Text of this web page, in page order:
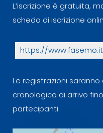
L’iscrizione è gratuita,
scheda di iscrizione
https://
Le registrazioni
cronologico di arrivo
partecipanti.